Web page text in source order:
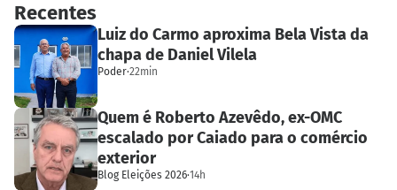
Recentes
Luiz do Carmo aproxima Bela Vista da
chapa de Daniel Vilela
Poder·22min
Quem é Roberto Azevêdo, ex-OMC
escalado por Caiado para o comércio
exterior
Blog Eleições 2026·14h